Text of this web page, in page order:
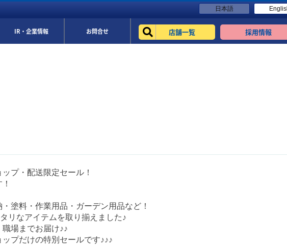
日本語
IR・企業情報 お問合せ 店舗一覧 採用情報
プ・配送限定セール！
塗料・作業用品・ガーデン用品など！
リなアイテムを取り揃えました♪
場までお届け♪♪
プだけの特別セールです♪♪♪